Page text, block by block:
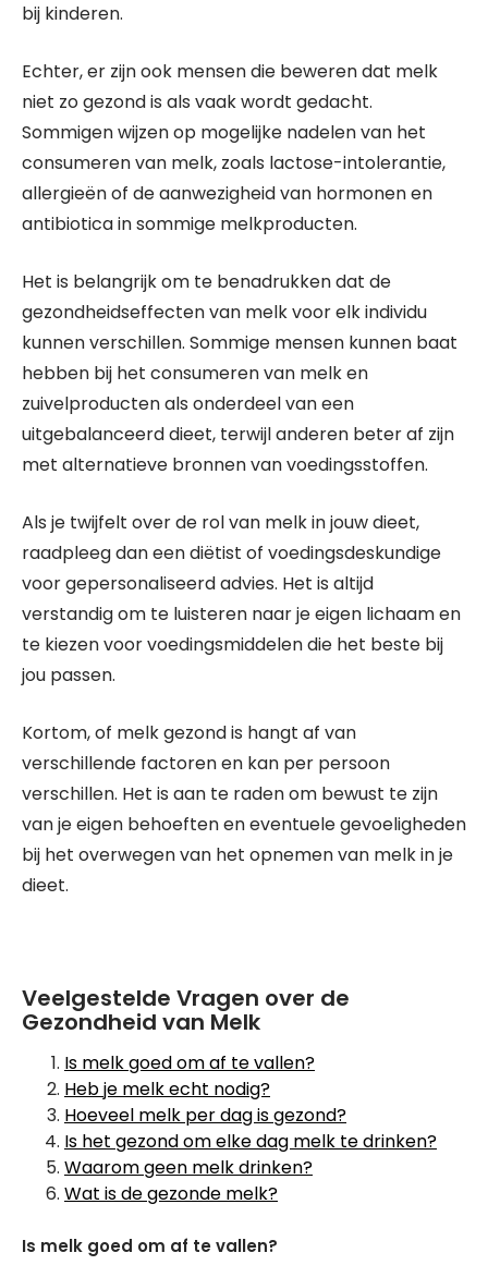
bij kinderen.
Echter, er zijn ook mensen die beweren dat melk
niet zo gezond is als vaak wordt gedacht.
Sommigen wijzen op mogelijke nadelen van het
consumeren van melk, zoals lactose-intolerantie,
allergieën of de aanwezigheid van hormonen en
antibiotica in sommige melkproducten.
Het is belangrijk om te benadrukken dat de
gezondheidseffecten van melk voor elk individu
kunnen verschillen. Sommige mensen kunnen baat
hebben bij het consumeren van melk en
zuivelproducten als onderdeel van een
uitgebalanceerd dieet, terwijl anderen beter af zijn
met alternatieve bronnen van voedingsstoffen.
Als je twijfelt over de rol van melk in jouw dieet,
raadpleeg dan een diëtist of voedingsdeskundige
voor gepersonaliseerd advies. Het is altijd
verstandig om te luisteren naar je eigen lichaam en
te kiezen voor voedingsmiddelen die het beste bij
jou passen.
Kortom, of melk gezond is hangt af van
verschillende factoren en kan per persoon
verschillen. Het is aan te raden om bewust te zijn
van je eigen behoeften en eventuele gevoeligheden
bij het overwegen van het opnemen van melk in je
dieet.
Veelgestelde Vragen over de
Gezondheid van Melk
Is melk goed om af te vallen?
Heb je melk echt nodig?
Hoeveel melk per dag is gezond?
Is het gezond om elke dag melk te drinken?
Waarom geen melk drinken?
Wat is de gezonde melk?
Is melk goed om af te vallen?